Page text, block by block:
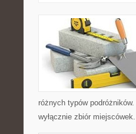
różnych typów
wyłącznie zbiór